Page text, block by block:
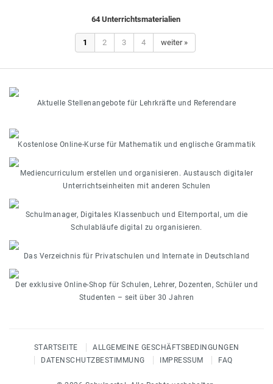
64 Unterrichtsmaterialien
1 2 3 4 weiter »
Aktuelle Stellenangebote für Lehrkräfte und Referendare
Kostenlose Online-Kurse für Mathematik und englische Grammatik
Mediencurriculum erstellen und organisieren. Austausch digitaler
Unterrichtseinheiten mit anderen Schulen
Schulmanager, Digitales Klassenbuch und Elternportal, um die
Schulabläufe digital zu organisieren.
Das Verzeichnis für Privatschulen und Internate in Deutschland
Der exklusive Online-Shop für Schulen, Lehrer, Dozenten, Schüler und
Studenten – seit über 30 Jahren
STARTSEITE
ALLGEMEINE GESCHÄFTSBEDINGUNGEN
DATENSCHUTZBESTIMMUNG
IMPRESSUM FAQ